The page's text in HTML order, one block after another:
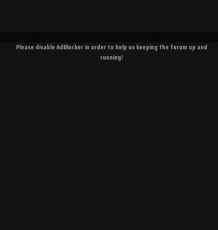
Please disable AdBlocker in order to help us keeping the forum up and
running!